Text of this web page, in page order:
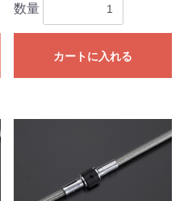
数量
カートに入れる